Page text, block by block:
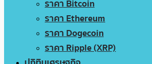
ราคา Bitcoin
ราคา Ethereum
ราคา Dogecoin
ราคา Ripple (XRP)